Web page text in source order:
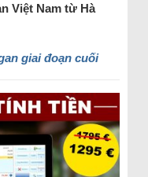
Việt Nam từ Hà
giai đoạn cuối